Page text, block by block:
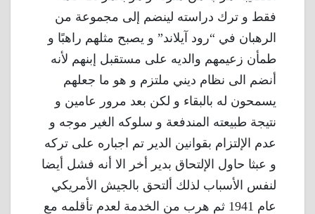
فقط و ترك دراسته لينضم إلى مجموعة من
الرهبان في “رود آيلاند” و يصبح مثلهم راهبًا و
طمأن زعيمهم والديه على مستقبل إبنهم لأنه
أنضم الى نظام ديني ملتزم و هو ما جعلهم
يسمحون له بالبقاء و لكن بعد مرور عامين و
نتيجة طبيعته المندفعة و سلوكه الغير موجه و
عدم الإلتزام بقوانين الدير تم اجباره على تركه
و عبثا حاول الإلتحاق بدير أخر الا أنه فشل أيضا
لنفس الأسباب لذلك ألتحق بالجيش الأمريكي
عام 1941 ثم هرب من الخدمة لعدم تأقلمه مع